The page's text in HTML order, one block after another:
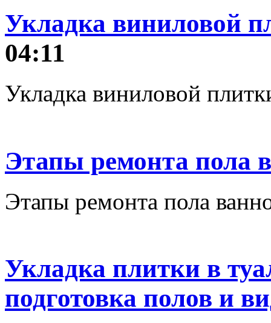
Укладка виниловой
04:11
Укладка виниловой
Этапы ремонта пола
Этапы ремонта пола
Укладка плитки в
подготовка полов и